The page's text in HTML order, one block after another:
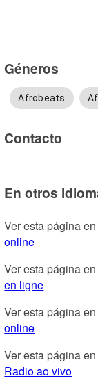
Géneros
Afrobeats
Contacto
En otros
Ver esta página
online
Ver esta página
en ligne
Ver esta página
online
Ver esta página
Radio ao vivo